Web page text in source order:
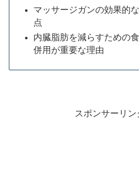
マッサージガンの効果的
点
内臓脂肪を減らすための
併用が重要な理由
スポンサーリン